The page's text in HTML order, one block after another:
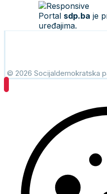
Portal sdp.ba je
uređajima.
© 2026 Socijaldemokratska